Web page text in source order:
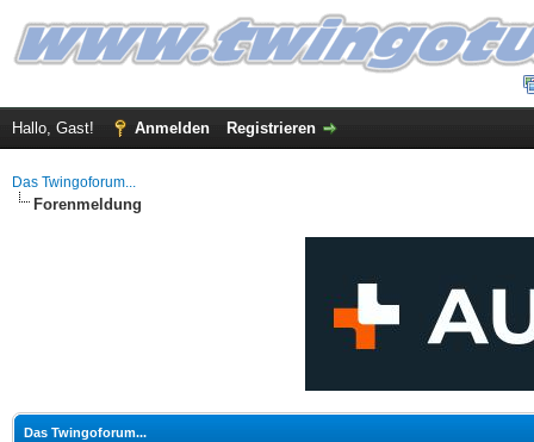
Hallo, Gast! Anmelden Registrieren
Das Twingoforum...
Forenmeldung
Das Twingoforum...